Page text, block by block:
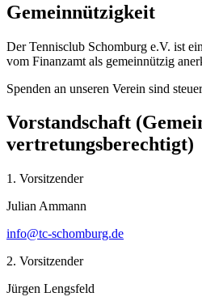
Gemeinnützigkeit
Der Tennisclub Schomburg e.V. ist
vom Finanzamt als gemeinnützig
Spenden an unseren Verein sind
Vorstandschaft
vertretungsberechtigt)
1. Vorsitzender
Julian Ammann
info@tc-schomburg.de
2. Vorsitzender
Jürgen Lengsfeld